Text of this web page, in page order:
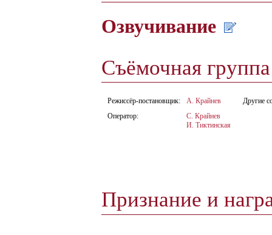
Озвучивание
Съёмочная
Режиссёр-постановщик:
А. Крайнев
Оператор:
С. Крайнев
И. Тиктинская
Другие
Признание и